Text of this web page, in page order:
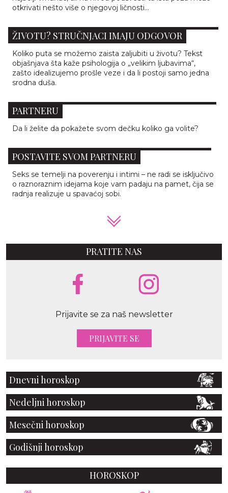
otkrivati nešto više o njegovoj ličnosti...
ŽIVOTU? STRUČNJACI IMAJU ODGOVOR
Koliko puta se možemo zaista zaljubiti u životu? Tekst
objašnjava šta kaže psihologija o „velikim ljubavima“,
zašto idealizujemo prošle veze i da li postoji samo jedna
srodna duša.
PARTNERU
Da li želite da pokažete svom dečku koliko ga volite?
POSTAVITE SVOM PARTNERU
Seks se temelji na poverenju i intimi – ne radi se isključivo
o raznoraznim idejama koje vam padaju na pamet, čija se
radnja realizuje u spavaćoj sobi.
PRATITE NAS
Prijavite se za naš newsletter
PRIJAVITE SE
Dnevni horoskop
Nedeljni horoskop
Mesečni horoskop
Godišnji horoskop
HOROSKOP